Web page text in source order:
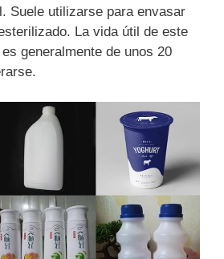
Suele utilizarse para envasar
La vida útil de este
generalmente de unos 20